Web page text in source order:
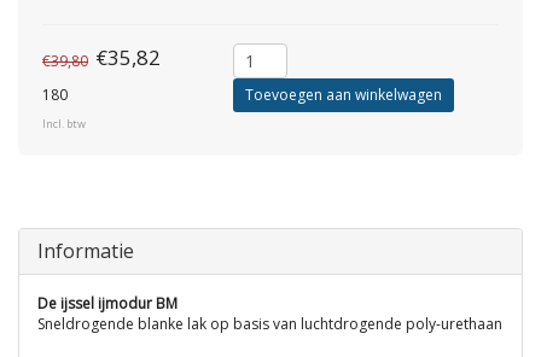
€39,80 €35,82
180
Incl. btw
Toevoegen aan winkelwagen
Informatie
De ijssel ijmodur BM
Sneldrogende blanke lak op basis van luchtdrogende poly-urethaan